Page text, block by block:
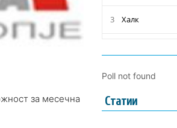
за месечна
Poll not found
Статии